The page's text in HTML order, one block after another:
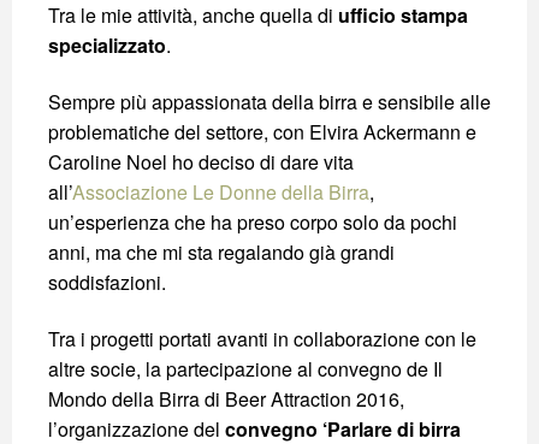
Tra le mie attività, anche quella di ufficio stampa
specializzato.
Sempre più appassionata della birra e sensibile alle
problematiche del settore, con Elvira Ackermann e
Caroline Noel ho deciso di dare vita
all’Associazione Le Donne della Birra,
un’esperienza che ha preso corpo solo da pochi
anni, ma che mi sta regalando già grandi
soddisfazioni.
Tra i progetti portati avanti in collaborazione con le
altre socie, la partecipazione al convegno de Il
Mondo della Birra di Beer Attraction 2016,
l’organizzazione del convegno ‘Parlare di birra